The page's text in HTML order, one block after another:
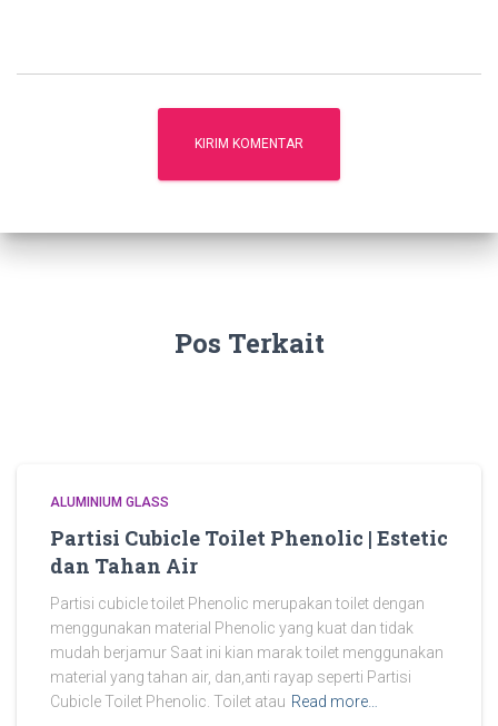
Pos Terkait
ALUMINIUM GLASS
Partisi Cubicle Toilet Phenolic | Estetic
dan Tahan Air
Partisi cubicle toilet Phenolic merupakan toilet dengan
menggunakan material Phenolic yang kuat dan tidak
mudah berjamur Saat ini kian marak toilet menggunakan
material yang tahan air, dan,anti rayap seperti Partisi
Cubicle Toilet Phenolic. Toilet atau Read more…